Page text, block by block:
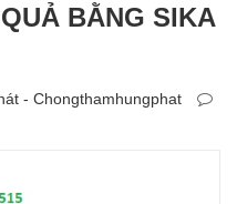
BẰNG SIKA
- Chongthamhungphat